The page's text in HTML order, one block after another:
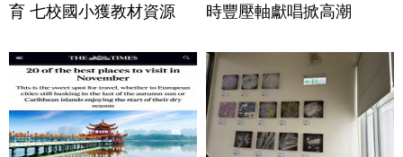
育 七校國小獲教材資源
時豐壓軸獻唱掀高潮